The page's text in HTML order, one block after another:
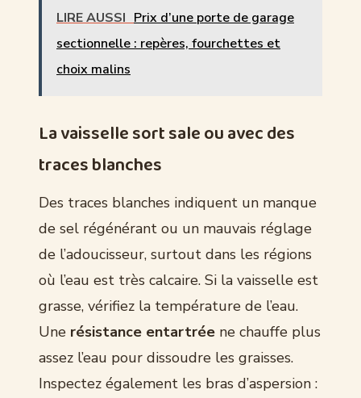
LIRE AUSSI Prix d’une porte de garage
sectionnelle : repères, fourchettes et
choix malins
La vaisselle sort sale ou avec des
traces blanches
Des traces blanches indiquent un manque
de sel régénérant ou un mauvais réglage
de l’adoucisseur, surtout dans les régions
où l’eau est très calcaire. Si la vaisselle est
grasse, vérifiez la température de l’eau.
Une résistance entartrée ne chauffe plus
assez l’eau pour dissoudre les graisses.
Inspectez également les bras d’aspersion :